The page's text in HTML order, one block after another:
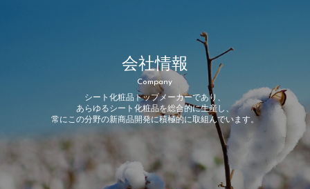
会社情報
Company
シート化粧品トップメーカーであり、
あらゆるシート化粧品を総合的に生産し、
常にこの分野の新商品開発に積極的に取組んでいます。